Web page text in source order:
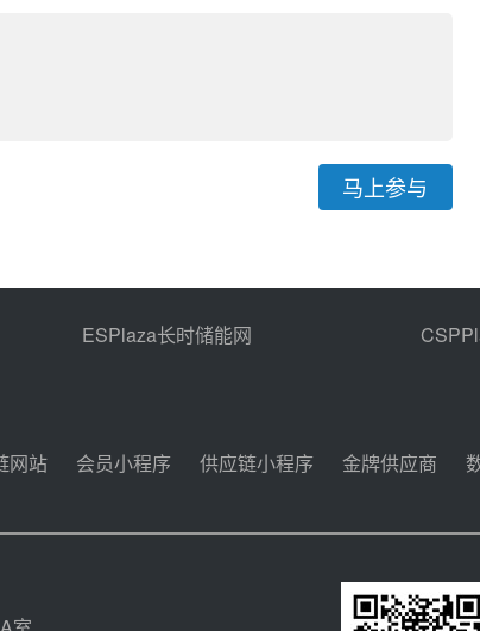
马上参与
ESPlaza长时储能网
网站 会员小程序 供应链小程序 金牌供应商